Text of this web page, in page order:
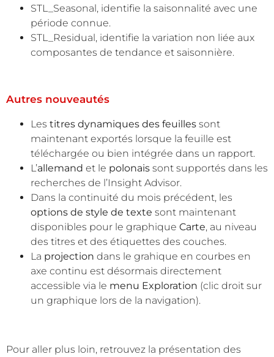
STL_Seasonal, identifie la saisonnalité avec une
période connue.
STL_Residual, identifie la variation non liée aux
composantes de tendance et saisonnière.
Autres nouveautés
Les titres dynamiques des feuilles sont
maintenant exportés lorsque la feuille est
téléchargée ou bien intégrée dans un rapport.
L’allemand et le polonais sont supportés dans les
recherches de l’Insight Advisor.
Dans la continuité du mois précédent, les
options de style de texte sont maintenant
disponibles pour le graphique Carte, au niveau
des titres et des étiquettes des couches.
La projection dans le grahique en courbes en
axe continu est désormais directement
accessible via le menu Exploration (clic droit sur
un graphique lors de la navigation).
Pour aller plus loin, retrouvez la présentation des